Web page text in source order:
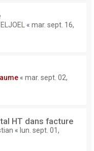
« mar. sept. 16,
« mar. sept. 02,
HT dans facture
« lun. sept. 01,